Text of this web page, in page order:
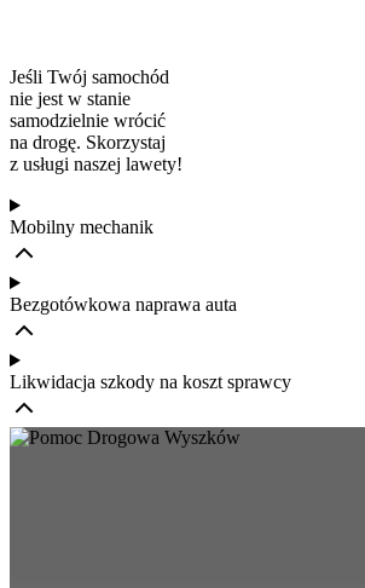
Jeśli Twój samochód
nie jest w stanie
samodzielnie wrócić
na drogę. Skorzystaj
z usługi naszej lawety!
Mobilny mechanik
Bezgotówkowa naprawa auta
Likwidacja szkody na koszt sprawcy